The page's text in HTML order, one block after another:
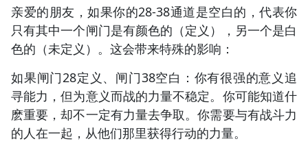
亲爱的朋友，如果你的28-38通道是空白的，代表你
只有其中一个闸门是有颜色的（定义），另一个是白
色的（未定义）。这会带来特殊的影响：
如果闸门28定义、闸门38空白：你有很强的意义追
寻能力，但为意义而战的力量不稳定。你可能知道什
麽重要，却不一定有力量去争取。你需要与有战斗力
的人在一起，从他们那里获得行动的力量。